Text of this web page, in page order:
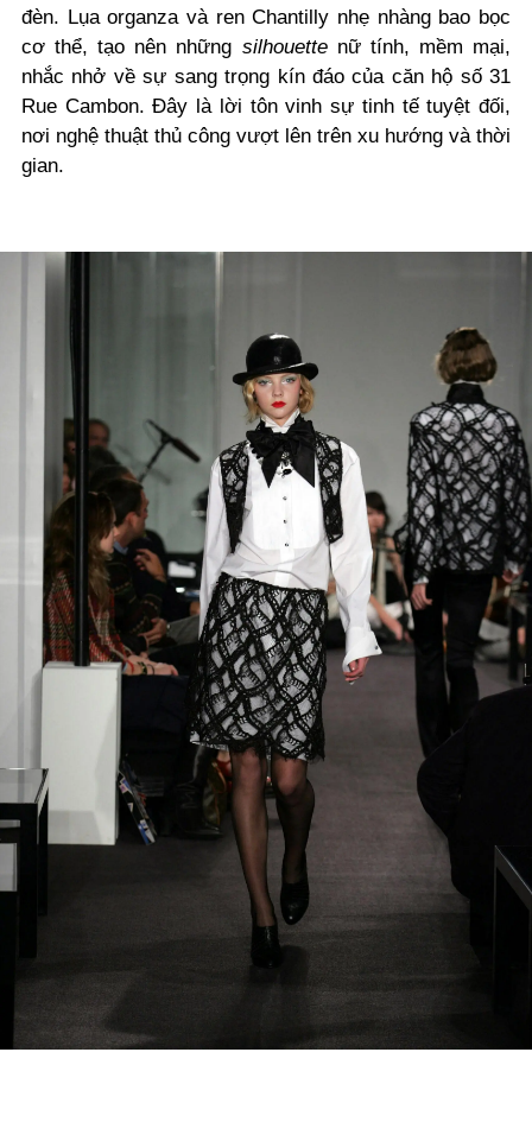
đèn. Lụa organza và ren Chantilly nhẹ nhàng bao bọc
cơ thể, tạo nên những silhouettenữ tính, mềm mại,
nhắc nhở về sự sang trọng kín đáo của căn hộ số 31
Rue Cambon. Đây là lời tôn vinh sự tinh tế tuyệt đối,
nơi nghệ thuật thủ công vượt lên trên xu hướng và thời
gian.